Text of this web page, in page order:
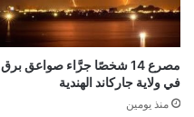
مصرع 14 شخصًا جرَّاء صواعق برق
في ولاية جاركاند الهندية
منذ يومين